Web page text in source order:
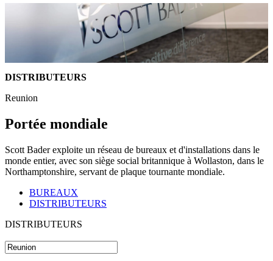
DISTRIBUTEURS
Reunion
Portée mondiale
Scott Bader exploite un réseau de bureaux et d'installations dans le
monde entier, avec son siège social britannique à Wollaston, dans le
Northamptonshire, servant de plaque tournante mondiale.
BUREAUX
DISTRIBUTEURS
DISTRIBUTEURS